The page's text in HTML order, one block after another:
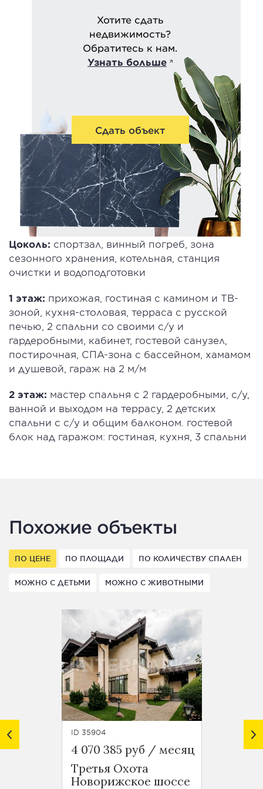
Хотите сдать
недвижимость?
Обратитесь к нам.
Узнать больше
Сдать объект
Цоколь: спортзал, винный погреб, зона
сезонного хранения, котельная, станция
очистки и водоподготовки
1 этаж: прихожая, гостиная с камином и ТВ-
зоной, кухня-столовая, терраса с русской
печью, 2 спальни со своими с/у и
гардеробными, кабинет, гостевой санузел,
постирочная, СПА-зона с бассейном, хамамом
и душевой, гараж на 2 м/м
2 этаж: мастер спальня с 2 гардеробными, с/у,
ванной и выходом на террасу, 2 детских
спальни с с/у и общим балконом. гостевой
блок над гаражом: гостиная, кухня, 3 спальни
Похожие объекты
ПО ЦЕНЕ ПО ПЛОЩАДИ ПО КОЛИЧЕСТВУ СПАЛЕН
МОЖНО С ДЕТЬМИ МОЖНО С ЖИВОТНЫМИ
ID 35904
4 070 385 руб / месяц
Третья Охота
Новорижское шоссе
ID 47629
6